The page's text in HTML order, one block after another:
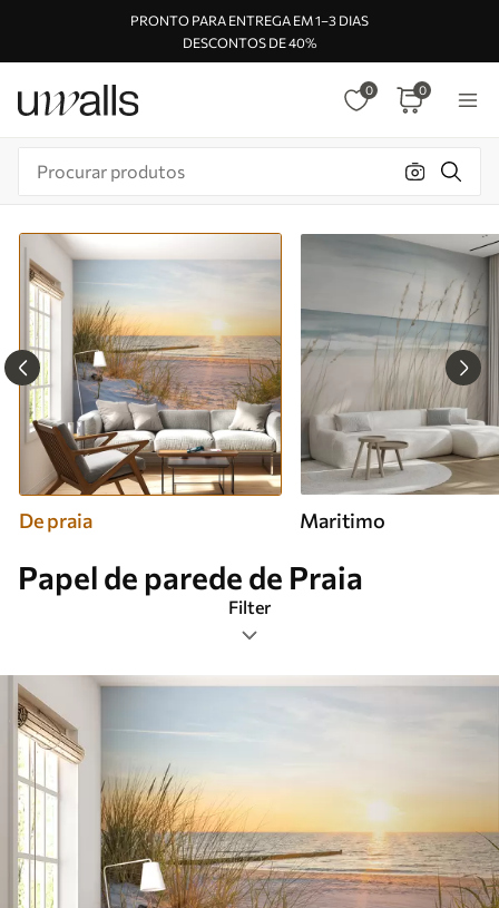
PRONTO PARA ENTREGA EM 1–3 DIAS
DESCONTOS DE 40%
0 0
De praia Maritimo
Papel de parede de Praia
Filter
Inteligente
Limpar todos os filtros